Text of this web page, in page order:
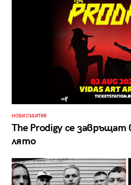
НОВИ СЪБИТИЯ
The Prodigy се
лято